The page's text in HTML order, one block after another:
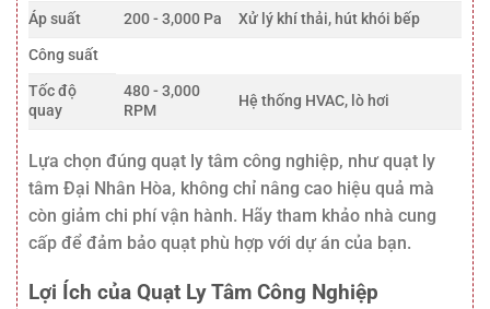
Áp suất
200 - 3,000 Pa
Xử lý khí thải, hút khói bếp
Công suất
Tốc độ
quay
480 - 3,000
RPM
Hệ thống HVAC, lò hơi
Lựa chọn đúng quạt ly tâm công nghiệp, như quạt ly
tâm Đại Nhân Hòa, không chỉ nâng cao hiệu quả mà
còn giảm chi phí vận hành. Hãy tham khảo nhà cung
cấp để đảm bảo quạt phù hợp với dự án của bạn.
Lợi Ích của Quạt Ly Tâm Công Nghiệp